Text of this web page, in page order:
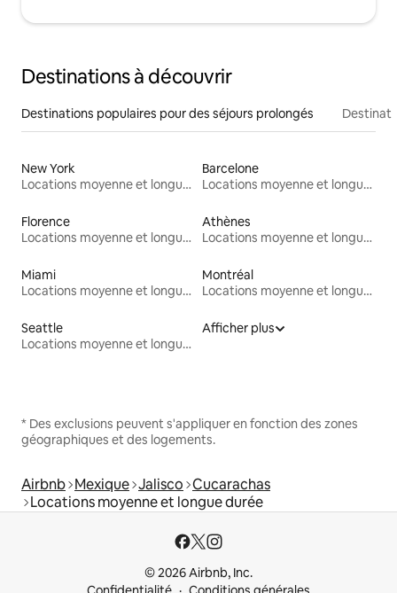
Destinations à découvrir
Destinations populaires pour des séjours prolongés
New York
Locations moyenne et longue durée
Barcelone
Locations moyenne et longue durée
Florence
Locations moyenne et longue durée
Athènes
Locations moyenne et longue durée
Miami
Locations moyenne et longue durée
Montréal
Locations moyenne et longue durée
Seattle
Locations moyenne et longue durée
Afficher plus
* Des exclusions peuvent s'appliquer en fonction des zones
géographiques et des logements.
Airbnb Mexique Jalisco Cucarachas
Locations moyenne et longue durée
© 2026 Airbnb, Inc.